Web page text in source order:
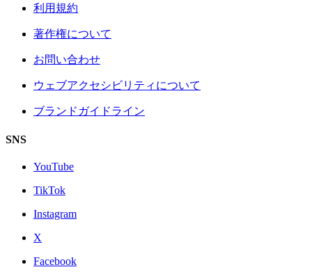
利用規約
著作権について
お問い合わせ
ウェブアクセシビリティについて
ブランドガイドライン
SNS
YouTube
TikTok
Instagram
X
Facebook